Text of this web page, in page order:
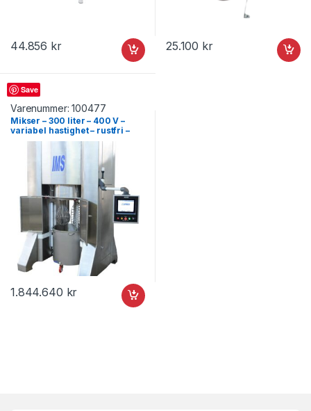
44.856 kr 25.100 kr
Save
Mikser
Varenummer:100477
Mikser – 300 liter – 400 V –
variabel hastighet – rustfri –
IBT300DC-CR –
1.844.640 kr